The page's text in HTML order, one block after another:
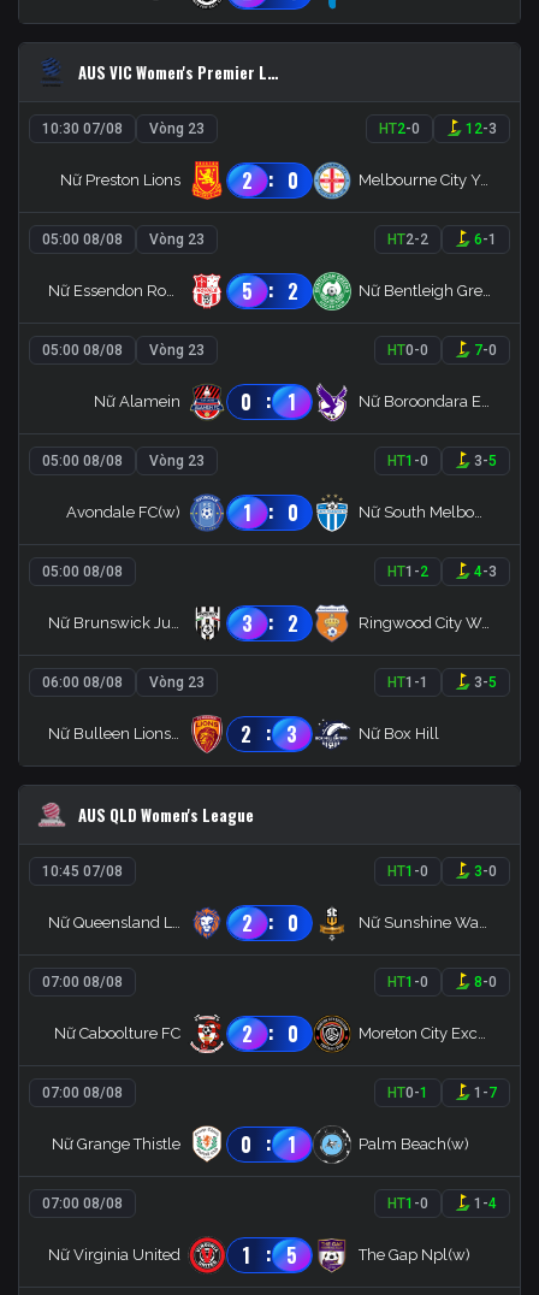
AUS VIC Women's Premier League
10:30 07/08 Vòng 23 HT2-0 12-3
Nữ Preston Lions 2 : 0 Melbourne City Youth(W)
05:00 08/08 Vòng 23 HT2-2 6-1
Nữ Essendon Royals 5 : 2 Nữ Bentleigh Greens
05:00 08/08 Vòng 23 HT0-0 7-0
Nữ Alamein 0 : 1 Nữ Boroondara Eagles
05:00 08/08 Vòng 23 HT1 -0 3-5
Avondale FC(w) 1 : 0 Nữ South Melbourne
05:00 08/08 HT1 -2 4-3
Nữ Brunswick Juventus 3 : 2 Ringwood City Women
06:00 08/08 Vòng 23 HT1 -1 3-5
Nữ Bulleen Lions FC 2 : 3 Nữ Box Hill
AUS QLD Women's League
10:45 07/08 HT1 -0 3-0
Nữ Queensland Lions 2 : 0 Nữ Sunshine Wanderers
07:00 08/08 HT1 -0 8-0
Nữ Caboolture FC 2 : 0 Moreton City Excelsior Women
07:00 08/08 HT0-1 1 -7
Nữ Grange Thistle 0 : 1 Palm Beach(w)
07:00 08/08 HT1 -0 1 -4
Nữ Virginia United 1 : 5 The Gap Npl(w)